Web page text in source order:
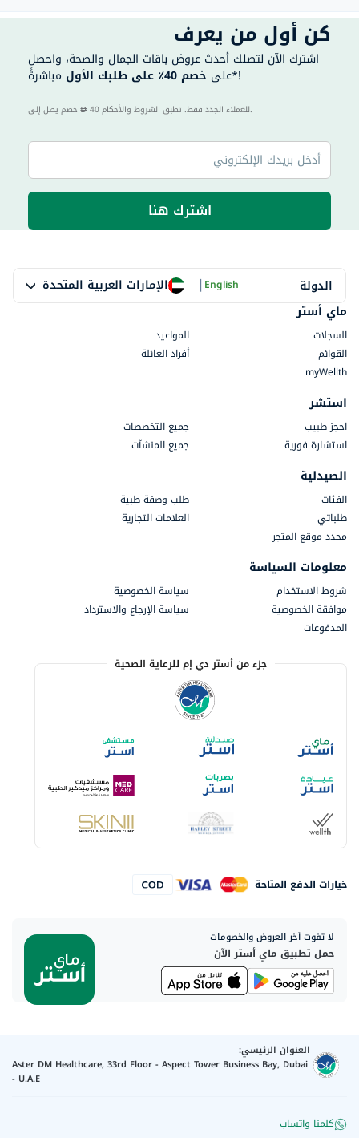
كن أول من يعرف
اشترك الآن لتصلك أحدث عروض باقات الجمال والصحة، واحصل
على خصم 40٪ على طلبك الأول مباشرةً*!
40 للعملاء الجدد فقط. تطبق الشروط والأحكام.
اشترك هنا
الدولة الإمارات العربية المتحدة |English
ماي أستر
السجلات
المواعيد
القوائم
أفراد العائلة
myWellth
استشر
احجز طبيب
جميع التخصصات
استشارة فورية
جميع المنشآت
الصيدلية
الفئات
طلب وصفة طبية
طلباتي
العلامات التجارية
محدد موقع المتجر
معلومات السياسة
شروط الاستخدام
سياسة الخصوصية
موافقة الخصوصية
سياسة الإرجاع والاسترداد
المدفوعات
جزء من أستر دي إم للرعاية الصحية
خيارات الدفع المتاحة
لا تفوت آخر العروض والخصومات
حمل تطبيق ماي أستر الآن
العنوان الرئيسي:
Aster DM Healthcare, 33rd Floor - Aspect Tower Business Bay, Dubai
- U.A.E
كلمنا واتساب